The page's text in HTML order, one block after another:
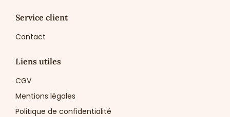
Service client
Contact
Liens utiles
CGV
Mentions légales
Politique de confidentialité